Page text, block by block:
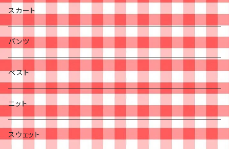
スカート
パンツ
ベスト
ニット
スウェット